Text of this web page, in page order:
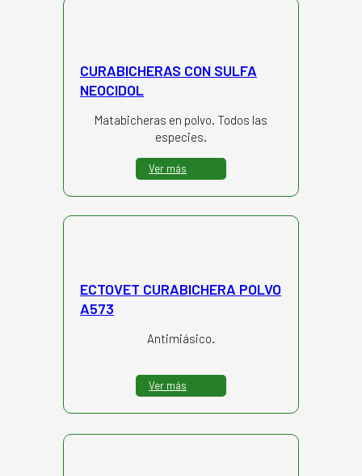
CURABICHERAS CON SULFA
NEOCIDOL
Matabicheras en polvo. Todos las
especies.
Ver más
ECTOVET CURABICHERA POLVO
A573
Antimiásico.
Ver más